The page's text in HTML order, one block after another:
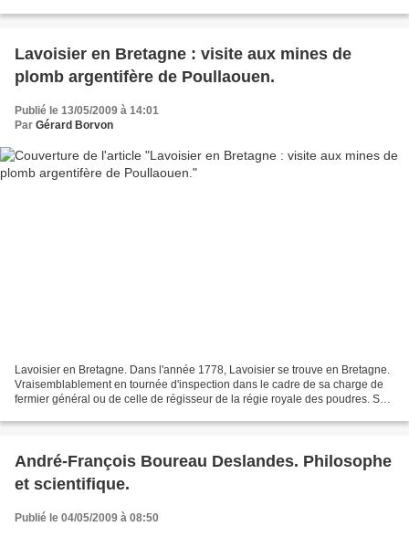
Lavoisier en Bretagne : visite aux mines de
plomb argentifère de Poullaouen.
Publié le 13/05/2009 à 14:01
Par Gérard Borvon
Lavoisier en Bretagne. Dans l'année 1778, Lavoisier se trouve en Bretagne.
Vraisemblablement en tournée d'inspection dans le cadre de sa charge de
fermier général ou de celle de régisseur de la régie royale des poudres. Son
André-François Boureau Deslandes. Philosophe
et scientifique.
Publié le 04/05/2009 à 08:50